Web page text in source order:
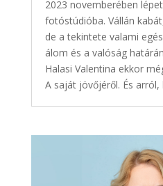
2023 novemberében
fotóstúdióba. Vállán
de a tekintete valami
álom és a valóság
Halasi Valentina ekkor
A saját jövőjéről. És arról,